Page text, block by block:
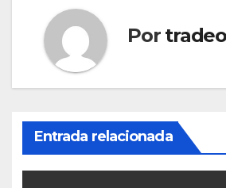
Por tradeo
Entrada relacionada